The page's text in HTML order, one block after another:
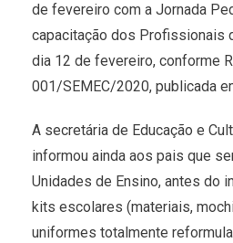
de fevereiro com a Jornada
capacitação dos Profissionais
dia 12 de fevereiro, conforme
001/SEMEC/2020, publicada
A secretária de Educação e
informou ainda aos pais que
Unidades de Ensino, antes do
kits escolares (materiais,
uniformes totalmente